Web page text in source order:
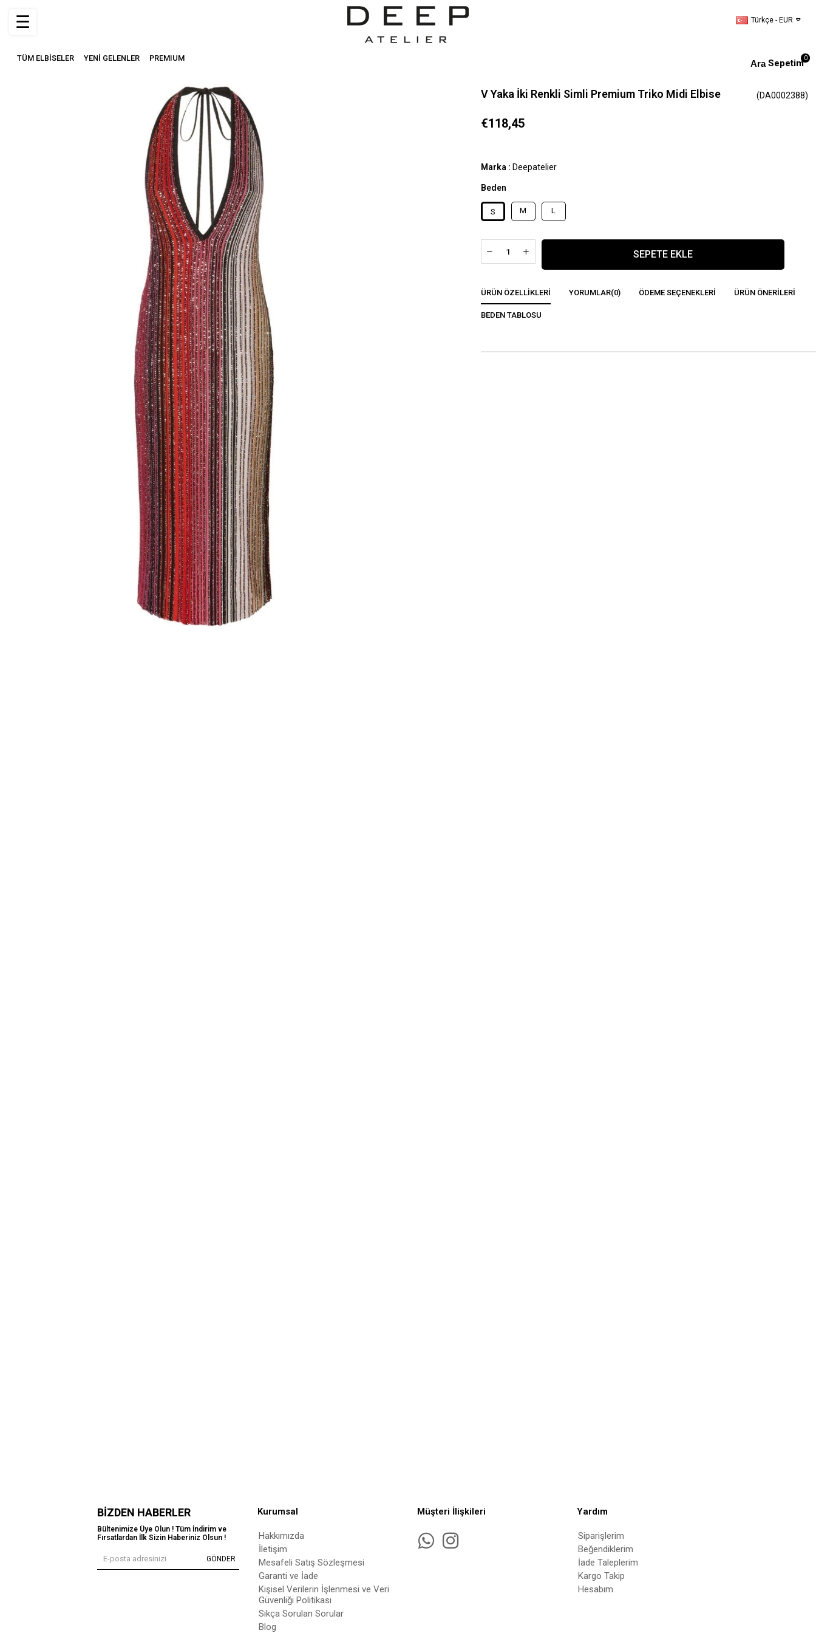
Türkçe - EUR
Sepetim0
TÜM ELBİSELER YENİ GELENLER PREMIUM
☰
V Yaka İki Renkli Simli Premium Triko Midi Elbise (DA0002388)
€118,45
Marka : Deepatelier
Beden
S M L
ÜRÜN ÖZELLIKLERI YORUMLAR(0) ÖDEME SEÇENEKLERI ÜRÜN ÖNERILERI
BEDEN TABLOSU
BIZDEN HABERLER
Bültenimize Üye Olun ! Tüm İndirim ve
Fırsatlardan İlk Sizin Haberiniz Olsun !
GÖNDER
Kurumsal
Hakkımızda
İletişim
Mesafeli Satış Sözleşmesi
Garanti ve İade
Kişisel Verilerin İşlenmesi ve Veri
Güvenliği Politikası
Sıkça Sorulan Sorular
Blog
Müşteri İlişkileri Yardım
Siparişlerim
Beğendiklerim
İade Taleplerim
Kargo Takip
Hesabım